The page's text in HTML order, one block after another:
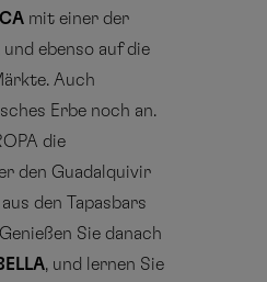
mit einer der
ebenso auf die
Auch
Erbe noch an.
die
den Guadalquivir
den Tapasbars
Sie danach
, und lernen Sie